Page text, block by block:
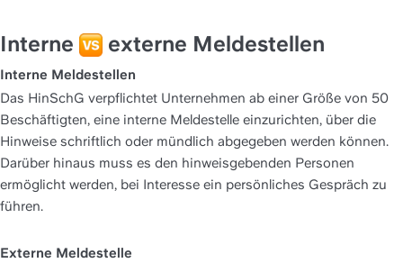
Interne externe Meldestellen
Interne Meldestellen
Das HinSchG verpflichtet Unternehmen ab einer Größe von 50
Beschäftigten, eine interne Meldestelle einzurichten, über die
Hinweise schriftlich oder mündlich abgegeben werden können.
Darüber hinaus muss es den hinweisgebenden Personen
ermöglicht werden, bei Interesse ein persönliches Gespräch zu
führen.
Externe Meldestelle